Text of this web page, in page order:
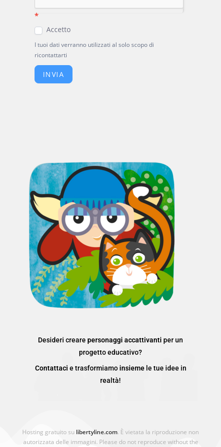
*
Accetto
I tuoi dati verranno utilizzati al solo scopo di
ricontattarti
INVIA
Desideri creare personaggi accattivanti per un
progetto educativo?
Contattaci e trasformiamoinsiemele tue idee in
realtà!
Hosting gratuito su libertyline.com. È vietata la riproduzione non
autorizzata delle immagini. Please do not reproduce without the